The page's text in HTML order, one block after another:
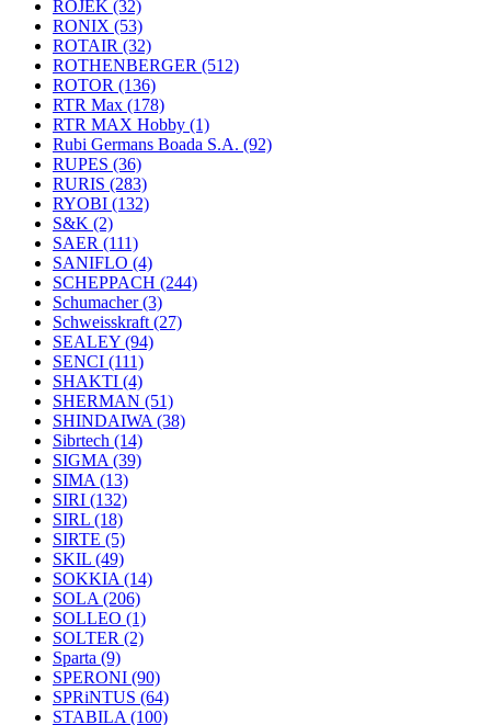
ROJEK (32)
RONIX (53)
ROTAIR (32)
ROTHENBERGER (512)
ROTOR (136)
RTR Max (178)
RTR MAX Hobby (1)
Rubi Germans Boada S.A. (92)
RUPES (36)
RURIS (283)
RYOBI (132)
S&K (2)
SAER (111)
SANIFLO (4)
SCHEPPACH (244)
Schumacher(3)
Schweisskraft (27)
SEALEY (94)
SENCI (111)
SHAKTI (4)
SHERMAN (51)
SHINDAIWA (38)
Sibrtech (14)
SIGMA (39)
SIMA (13)
SIRI (132)
SIRL (18)
SIRTE (5)
SKIL (49)
SOKKIA (14)
SOLA (206)
SOLLEO (1)
SOLTER (2)
Sparta (9)
SPERONI (90)
SPRiNTUS (64)
STABILA (100)